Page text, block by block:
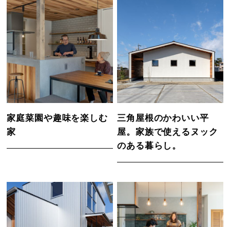
家庭菜園や趣味を楽しむ
家
三角屋根のかわいい平
屋。家族で使えるヌック
のある暮らし。